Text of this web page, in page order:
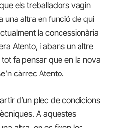
els treballadors vagin
una altra en funció de qui
la concessionària
Atento, i abans un altre
fa pensar que en la nova
càrrec Atento.
d’un plec de condicions
A aquestes